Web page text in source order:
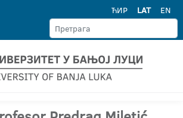
ЋИР LAT EN